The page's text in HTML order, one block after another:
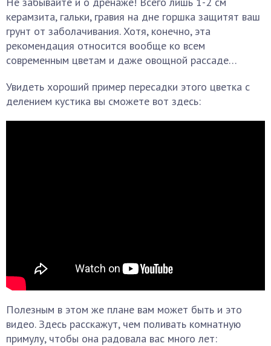
керамзита, гальки, гравия на дне горшка защитят ваш
грунт от заболачивания. Хотя, конечно, эта
рекомендация относится вообще ко всем
современным цветам и даже овощной рассаде…
Увидеть хороший пример пересадки этого цветка с
делением кустика вы сможете вот здесь:
Полезным в этом же плане вам может быть и это
видео. Здесь расскажут, чем поливать комнатную
примулу, чтобы она радовала вас много лет: